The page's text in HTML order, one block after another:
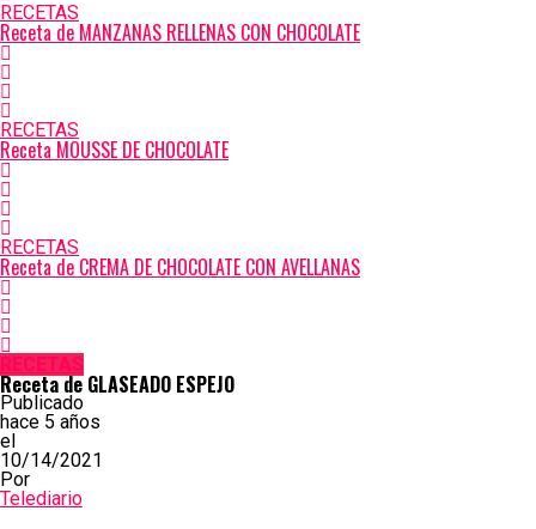
RECETAS
Receta de MANZANAS RELLENAS CON CHOCOLATE
RECETAS
Receta MOUSSE DE CHOCOLATE
RECETAS
Receta de CREMA DE CHOCOLATE CON AVELLANAS
RECETAS
Receta de GLASEADO ESPEJO
Publicado
hace 5 años
el
10/14/2021
Por
Telediario